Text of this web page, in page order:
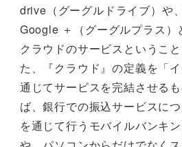
drive（グーグルドライブ）や
Google ＋（グーグルプラス）
クラウドのサービスというこ
た、『クラウド』の定義を「
通じてサービスを完結させる
ば、銀行での振込サービスに
を通じて行うモバイルバンキ